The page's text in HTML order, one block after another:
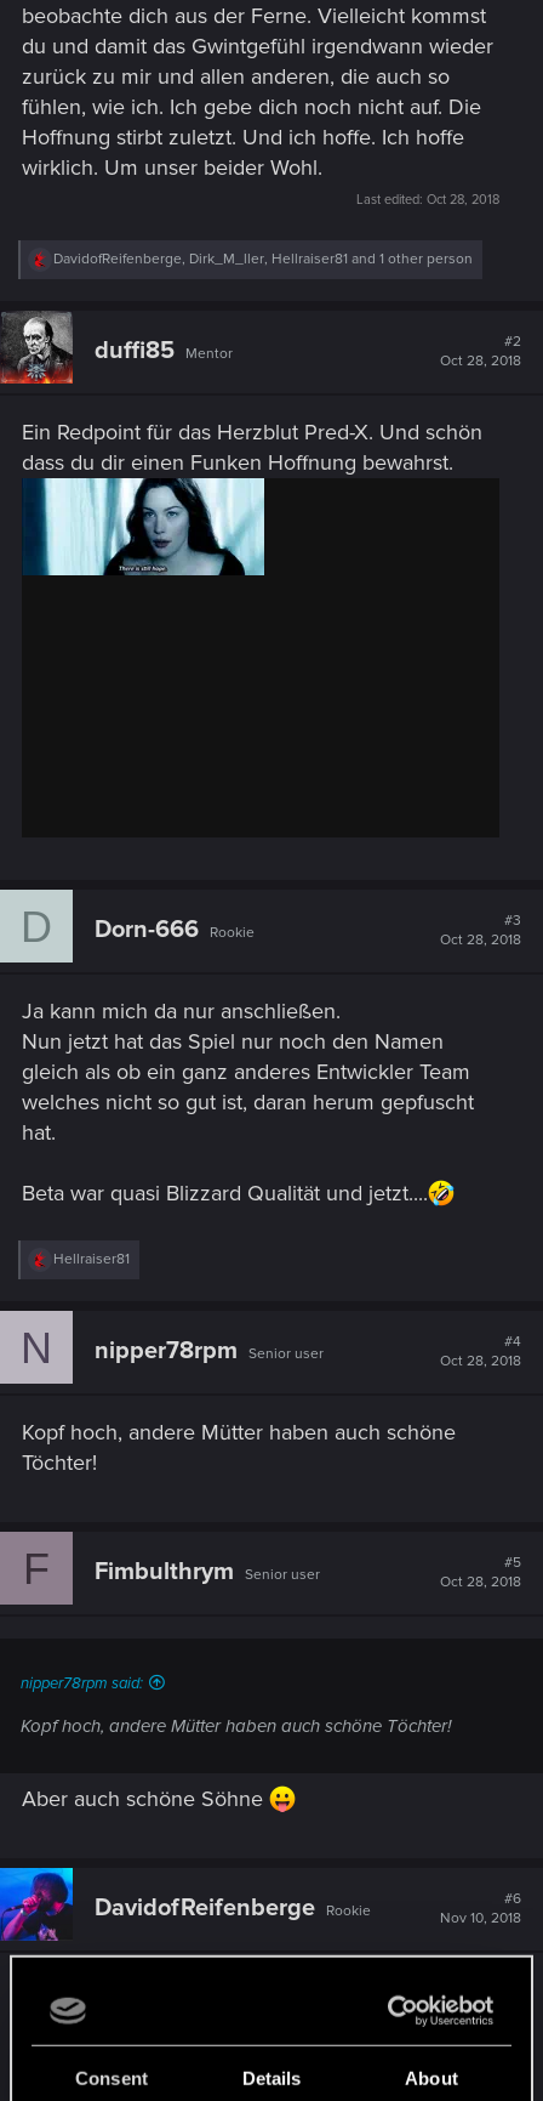
Consent Details About
beobachte dich aus der Ferne. Vielleicht kommst
du und damit das Gwintgefühl irgendwann wieder
zurück zu mir und allen anderen, die auch so
fühlen, wie ich. Ich gebe dich noch nicht auf. Die
Hoffnung stirbt zuletzt. Und ich hoffe. Ich hoffe
wirklich. Um unser beider Wohl.
Last edited: Oct 28, 2018
R
c
t
i
o
DavidofReifenberge, Dirk_M_ller, Hellraiser81 and 1 other person
duffi85 Mentor
#2
Oct 28, 2018
Ein Redpoint für das Herzblut Pred-X. Und schön
dass du dir einen Funken Hoffnung bewahrst.
D Dorn-666 Rookie
#3
Oct 28, 2018
Ja kann mich da nur anschließen.
Nun jetzt hat das Spiel nur noch den Namen
gleich als ob ein ganz anderes Entwickler Team
welches nicht so gut ist, daran herum gepfuscht
hat.
Beta war quasi Blizzard Qualität und jetzt....
R
c
:
Hellraiser81
N nipper78rpm Senior user
#4
Oct 28, 2018
Kopf hoch, andere Mütter haben auch schöne
Töchter!
F Fimbulthrym Senior user
#5
Oct 28, 2018
nipper78rpm said:
Kopf hoch, andere Mütter haben auch schöne Töchter!
Aber auch schöne Söhne
DavidofReifenberge Rookie
#6
Nov 10, 2018
Ich habe bisher einen erfolgreichen Bogen um
Gwent gemacht, weil ich mir alles für
Thronebreaker bewahren wollte, das ja nun auch
bald auf der PS4 erscheint. Dieser Nachruf